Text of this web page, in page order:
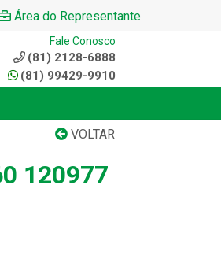
Área do Representante
Fale Conosco
(81) 2128-6888
(81) 99429-9910
VOLTAR
120977